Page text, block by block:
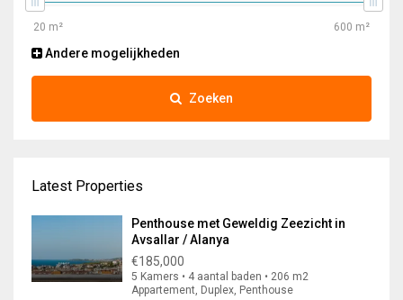
Andere mogelijkheden
Zoeken
Latest Properties
Penthouse met Geweldig Zeezicht in
Avsallar / Alanya
€185,000
5 Kamers • 4 aantal baden • 206 m2
Appartement, Duplex, Penthouse